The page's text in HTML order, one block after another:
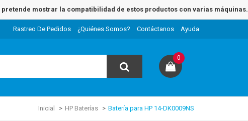
mostrar la compatibilidad de estos productos con varias máquinas.
Rastreo De Pedidos ¿Quiénes Somos? Contáctanos Ayuda
0
Inicial HP Baterías Batería para HP 14-DK0009NS